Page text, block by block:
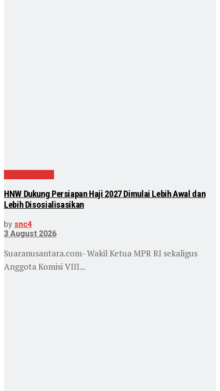
HNW Dukung Persiapan Haji 2027 Dimulai Lebih Awal dan
Lebih Disosialisasikan
by snc4
3 August 2026
Suaranusantara.com- Wakil Ketua MPR RI sekaligus
Anggota Komisi VIII...